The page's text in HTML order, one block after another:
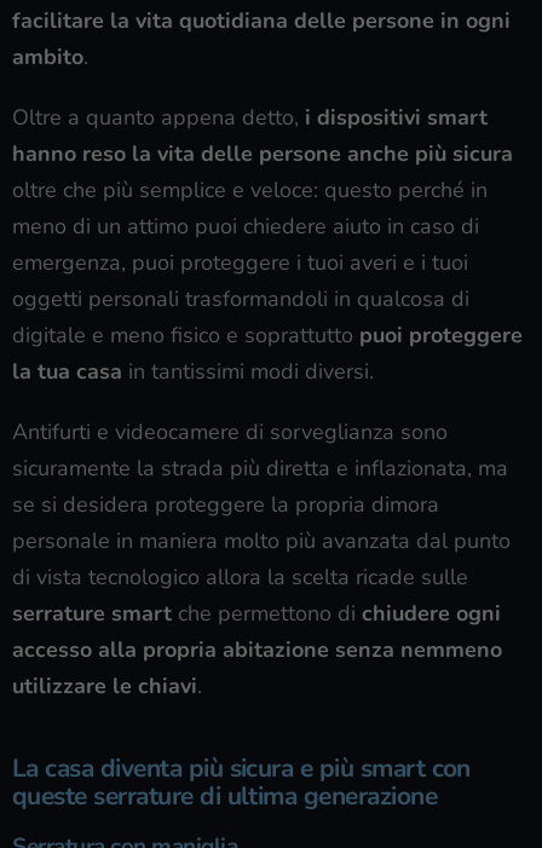
facilitare la vita quotidiana delle persone in ogni
ambito.
Oltre a quanto appena detto, i dispositivi smart
hanno reso la vita delle persone anche più sicura
oltre che più semplice e veloce: questo perché in
meno di un attimo puoi chiedere aiuto in caso di
emergenza, puoi proteggere i tuoi averi e i tuoi
oggetti personali trasformandoli in qualcosa di
digitale e meno fisico e soprattutto puoi proteggere
la tua casa in tantissimi modi diversi.
Antifurti e videocamere di sorveglianza sono
sicuramente la strada più diretta e inflazionata, ma
se si desidera proteggere la propria dimora
personale in maniera molto più avanzata dal punto
di vista tecnologico allora la scelta ricade sulle
serrature smart che permettono di chiudere ogni
accesso alla propria abitazione senza nemmeno
utilizzare le chiavi.
La casa diventa più sicura e più smart con
queste serrature di ultima generazione